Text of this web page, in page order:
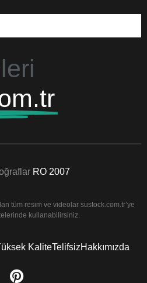
RO 2007
tüm resim ve videolar sustock.com.tr’ye
kullanabilirsiniz.
KaliteTelifsizHakkımızda